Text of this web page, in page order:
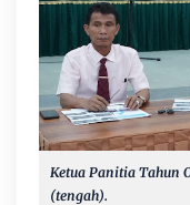
Ketua Panitia Tahun
(tengah).